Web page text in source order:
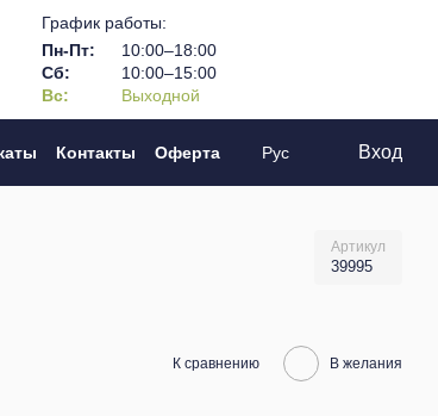
График работы:
Пн-Пт:
10:00–18:00
Сб:
10:00–15:00
Вс:
Выходной
Контакты
Оферта
Рус Вход
Артикул
39995
К сравнению В желания